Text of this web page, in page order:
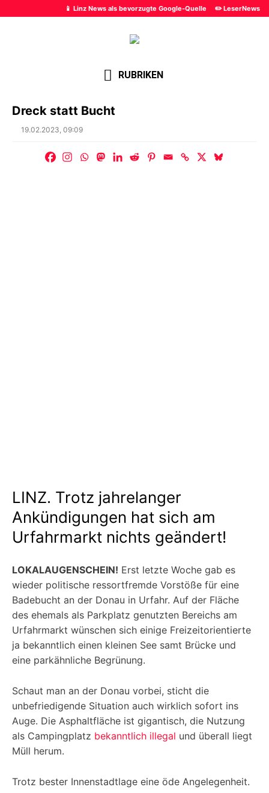
📱 Linz News als bevorzugte Google-Quelle ✏️ LeserNews
RUBRIKEN
Dreck statt Bucht
Posted
19.02.2023, 09:09
LINZ. Trotz jahrelanger
Ankündigungen hat sich am
Urfahrmarkt nichts geändert!
LOKALAUGENSCHEIN! Erst letzte Woche gab es
wieder politische ressortfremde Vorstöße für eine
Badebucht an der Donau in Urfahr. Auf der Fläche
des ehemals als Parkplatz genutzten Bereichs am
Urfahrmarkt wünschen sich einige Freizeitorientierte
ja bekanntlich einen kleinen See samt Brücke und
eine parkähnliche Begrünung.
Schaut man an der Donau vorbei, sticht die
unbefriedigende Situation auch wirklich sofort ins
Auge. Die Asphaltfläche ist gigantisch, die Nutzung
als Campingplatz bekanntlich illegal und überall liegt
Müll herum.
Trotz bester Innenstadtlage eine öde Angelegenheit.